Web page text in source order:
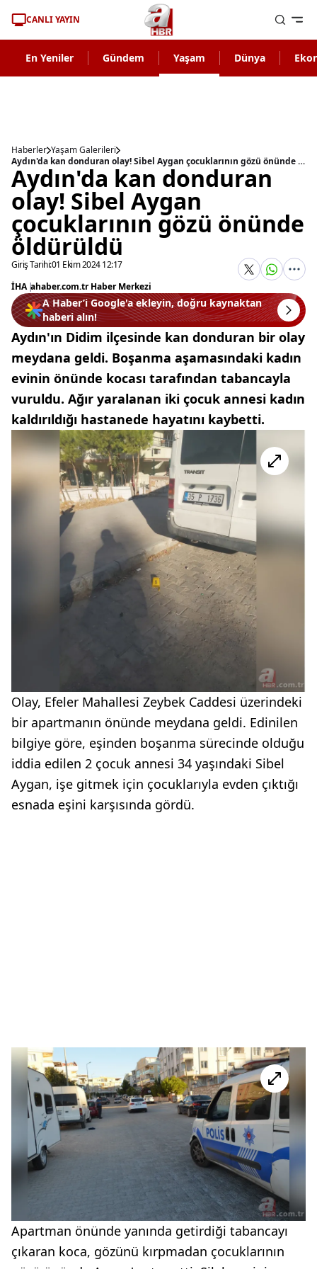
CANLI YAYIN
En Yeniler Gündem Yaşam Dünya
Haberler Yaşam Galerileri
Aydın'da kan donduran olay! Sibel Aygan çocuklarının gözü önünde öldürüldü
Aydın'da kan donduran
olay! Sibel Aygan
çocuklarının gözü önünde
öldürüldü
Giriş Tarihi:01 Ekim 2024 12:17
İHA |ahaber.com.tr Haber Merkezi
A Haber’i Google'a ekleyin, doğru kaynaktan
haberi alın!
Aydın'ın Didim ilçesinde kan donduran bir olay
meydana geldi. Boşanma aşamasındaki kadın
evinin önünde kocası tarafından tabancayla
vuruldu. Ağır yaralanan iki çocuk annesi kadın
kaldırıldığı hastanede hayatını kaybetti.
Olay, Efeler Mahallesi Zeybek Caddesi üzerindeki
bir apartmanın önünde meydana geldi. Edinilen
bilgiye göre, eşinden boşanma sürecinde olduğu
iddia edilen 2 çocuk annesi 34 yaşındaki Sibel
Aygan, işe gitmek için çocuklarıyla evden çıktığı
esnada eşini karşısında gördü.
Apartman önünde yanında getirdiği tabancayı
çıkaran koca, gözünü kırpmadan çocuklarının